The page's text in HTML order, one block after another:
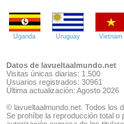
Uganda Uruguay Vietnam
Datos de lavueltaalmundo.net
Visitas únicas diarias: 1.500
Usuarios registrados: 30961
Última actualización: Agosto 2026
© lavueltaalmundo.net. Todos los
Se prohíbe la reproducción total o